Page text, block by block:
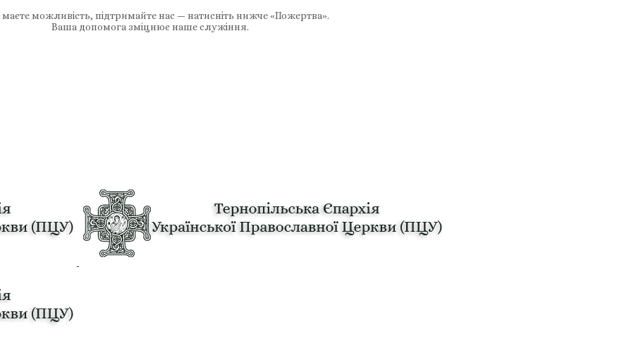
можливість, підтримайте нас — натисніть нижче «Пожертва».
Ваша допомога зміцнює наше служіння.